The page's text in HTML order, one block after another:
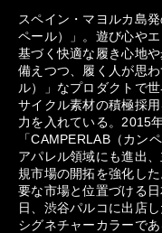
スペイン・マヨルカ島
ペール）」。遊び心や
基づく快適な履き心地
備えつつ、履く人が思
ル）」なプロダクトで
サイクル素材の積極採
力を入れている。2015
「CAMPERLAB（カン
アパレル領域にも進出
規市場の開拓を強化し
要な市場と位置づける
日、渋谷パルコに出店
シグネチャーカラーで